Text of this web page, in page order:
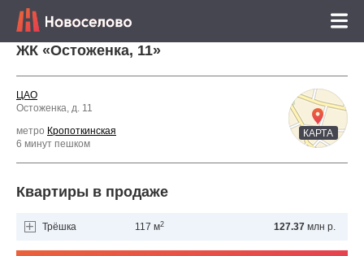
ЖК «Остоженка, 11»
ЦАО
Остоженка, д. 11
метро Кропоткинская
6 минут пешком
КАРТА
Квартиры в продаже
Трёшка 117 м2 127.37млн р.